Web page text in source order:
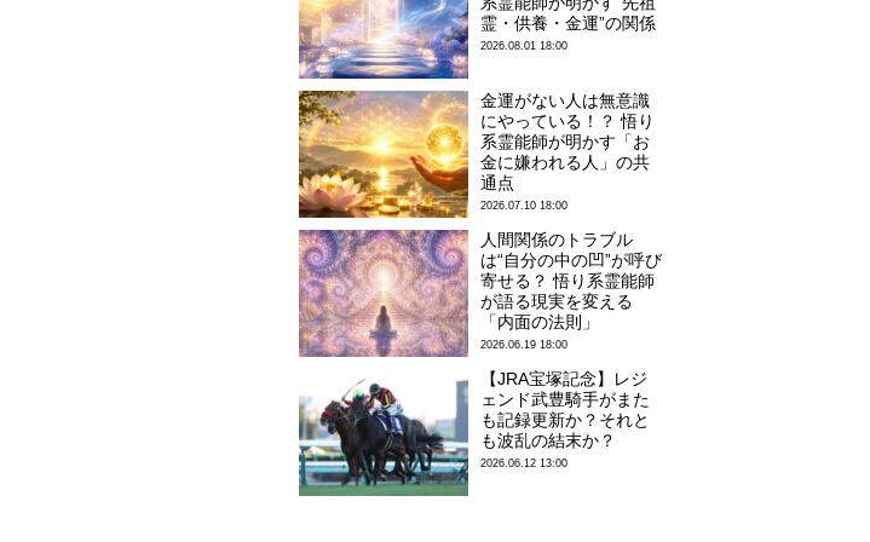
霊・供養・金運”の関係
2026.08.01 18:00
金運がない人は無意識
にやっている！？ 悟り
系霊能師が明かす「お
金に嫌われる人」の共
通点
2026.07.10 18:00
人間関係のトラブル
は“自分の中の凹”が呼び
寄せる？ 悟り系霊能師
が語る現実を変える
「内面の法則」
2026.06.19 18:00
【JRA宝塚記念】レジ
ェンド武豊騎手がまた
も記録更新か？それと
も波乱の結末か？
2026.06.12 13:00